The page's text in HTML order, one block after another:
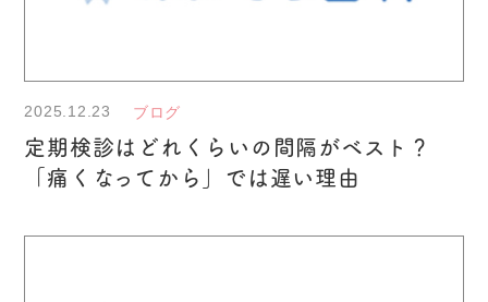
2025.12.23 ブログ
定期検診はどれくらいの間隔がベスト？
「痛くなってから」では遅い理由